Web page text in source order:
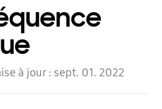
à jour : sept. 01. 2022